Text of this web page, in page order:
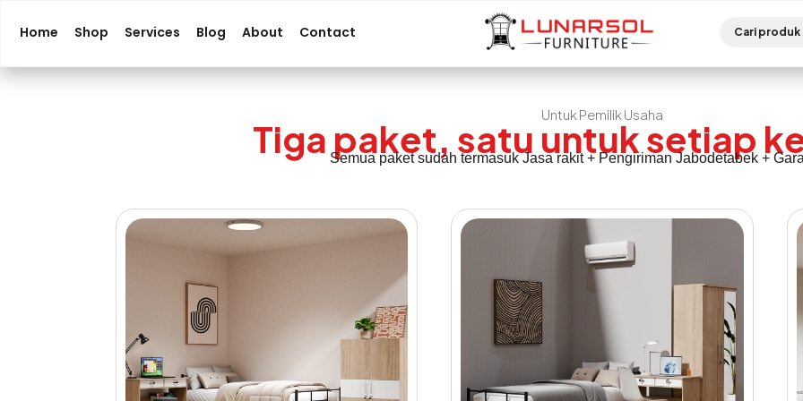
Home Shop Services Blog About Contact
Untuk Pemilik Usaha
Tiga paket, satu untuk setiap
Semua paket sudah termasuk Jasa rakit + Pengiriman Jabodetabek +